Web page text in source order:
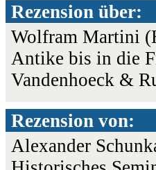
Rezension über:
Wolfram Martini
Antike bis in die
Vandenhoeck &
Rezension von:
Alexander